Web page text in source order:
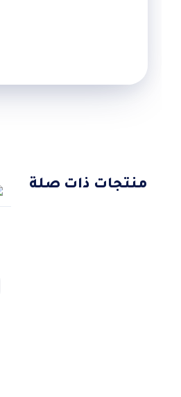
منتجات ذات صلة